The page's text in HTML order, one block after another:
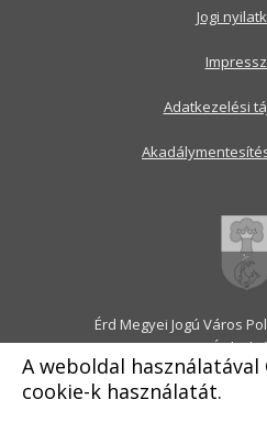
A weboldal használatával
cookie-k használatát.
Érd Megyei Jogú Város
2030 Érd,
Levélcím: 2031
E-mail:
Jogi
Adatkezelési